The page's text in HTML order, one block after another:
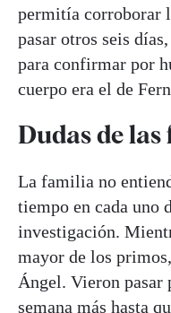
permitía corroborar
pasar otros seis
para confirmar por
cuerpo era el de
Dudas de
La familia no
tiempo en cada uno
investigación.
mayor de los
Ángel. Vieron pasar
semana más hasta